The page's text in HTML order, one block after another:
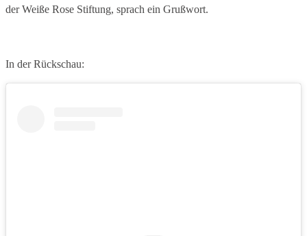
der Weiße Rose Stiftung, sprach ein Grußwort.
In der Rückschau: